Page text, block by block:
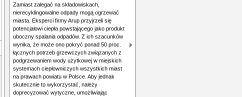
Zamiast zalegać na składowiskach,
nierecyklingowalne odpady mogą ogrzewać
miasta. Eksperci firmy Arup przyjrzeli się
potencjałowi ciepła powstającego jako produkt
uboczny spalania odpadów. Z ich szacunków
wynika, że może ono pokryć ponad 50 proc.
łącznych potrzeb grzewczych związanych z
podgrzewaniem wody użytkowej w miejskich
systemach ciepłowniczych wszystkich miast
na prawach powiatu w Polsce. Aby jednak
skutecznie to wykorzystać, należy
doprecyzować wytyczne, umożliwiając